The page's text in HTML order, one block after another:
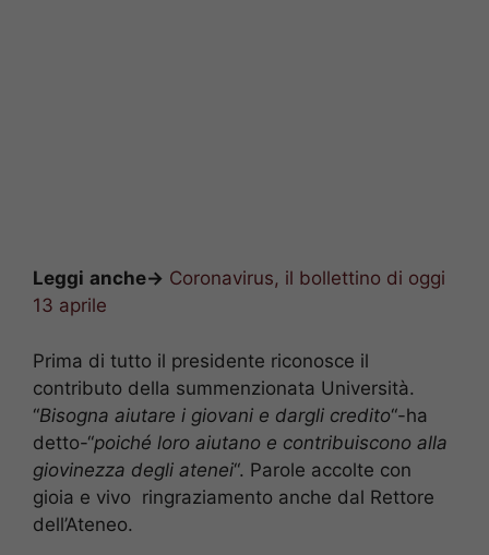
Leggi anche-> Coronavirus, il bollettino di oggi
13 aprile
Prima di tutto il presidente riconosce il
contributo della summenzionata Università.
“Bisogna aiutare i giovani e dargli credito“-ha
detto-“poiché loro aiutano e contribuiscono alla
giovinezza degli atenei“. Parole accolte con
gioia e vivo ringraziamento anche dal Rettore
dell’Ateneo.